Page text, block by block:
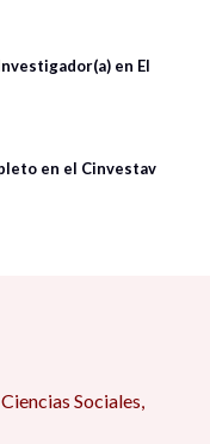
en El
en el Cinvestav
Sociales,